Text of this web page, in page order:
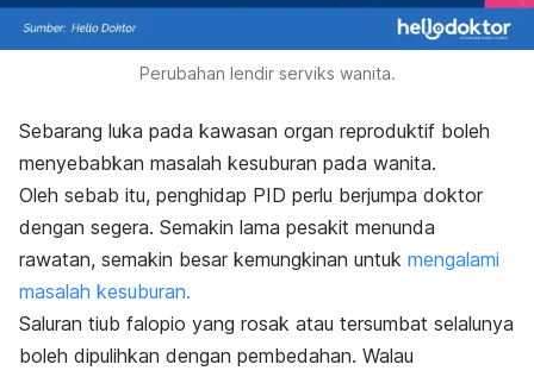
Perubahan lendir serviks wanita.
Sebarang luka pada kawasan organ reproduktif boleh
menyebabkan masalah kesuburan pada wanita.
Oleh sebab itu, penghidap PID perlu berjumpa doktor
dengan segera. Semakin lama pesakit menunda
rawatan, semakin besar kemungkinan untuk mengalami
masalah kesuburan.
Saluran tiub falopio yang rosak atau tersumbat selalunya
boleh dipulihkan dengan pembedahan. Walau